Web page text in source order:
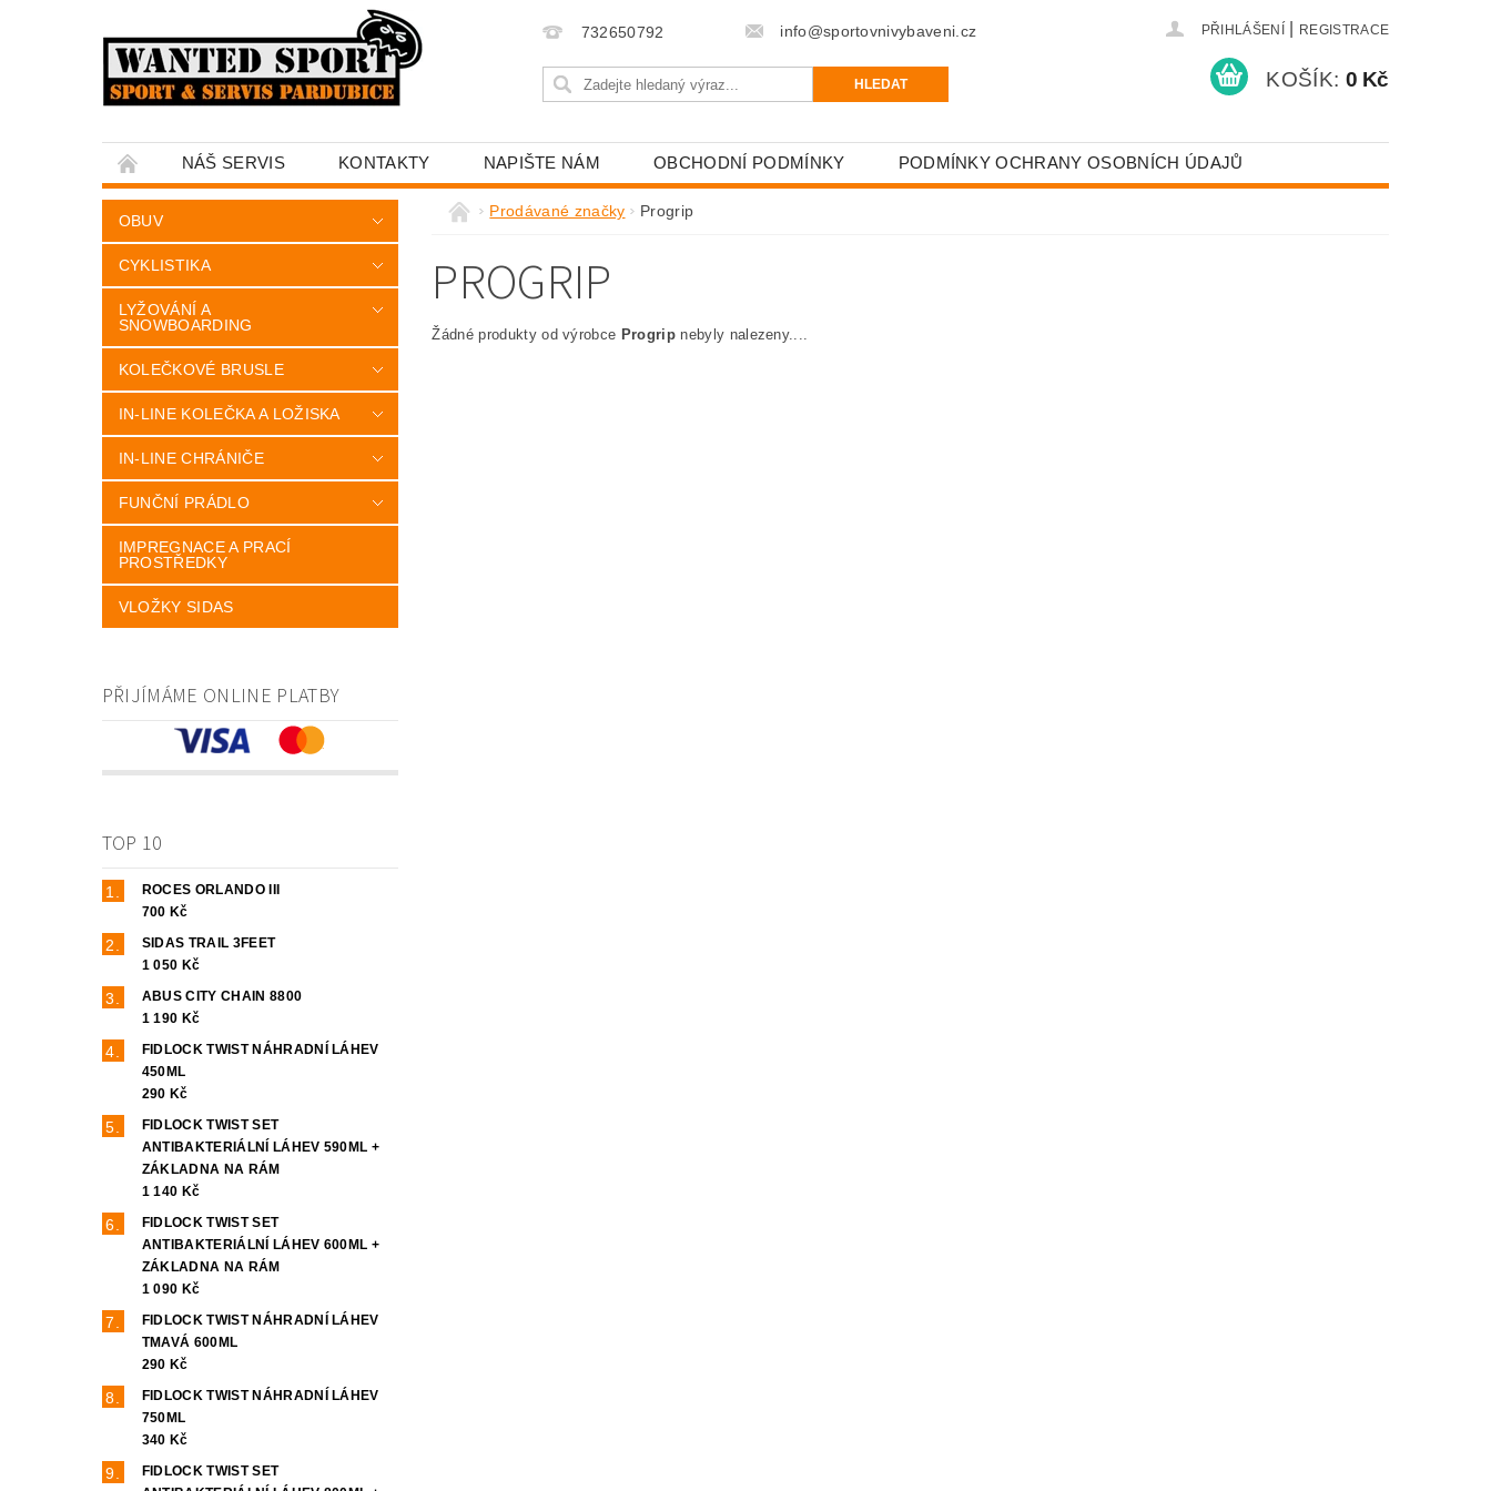
732650792 info@sportovnivybaveni.cz PŘIHLÁŠENÍ REGISTRACE
KOŠÍK: 0 Kč
NÁŠ SERVIS KONTAKTY NAPIŠTE NÁM OBCHODNÍ PODMÍNKY PODMÍNKY OCHRANY OSOBNÍCH ÚDAJŮ
OBUV
CYKLISTIKA
LYŽOVÁNÍ A
SNOWBOARDING
KOLEČKOVÉ BRUSLE
IN-LINE KOLEČKA A LOŽISKA
IN-LINE CHRÁNIČE
FUNČNÍ PRÁDLO
IMPREGNACE A PRACÍ
PROSTŘEDKY
VLOŽKY SIDAS
PŘIJÍMÁME ONLINE PLATBY
TOP 10
ROCES ORLANDO III
700 Kč
SIDAS TRAIL 3FEET
1 050 Kč
ABUS CITY CHAIN 8800
1 190 Kč
FIDLOCK TWIST NÁHRADNÍ LÁHEV
450ML
290 Kč
FIDLOCK TWIST SET
ANTIBAKTERIÁLNÍ LÁHEV 590ML +
ZÁKLADNA NA RÁM
1 140 Kč
FIDLOCK TWIST SET
ANTIBAKTERIÁLNÍ LÁHEV 600ML +
ZÁKLADNA NA RÁM
1 090 Kč
FIDLOCK TWIST NÁHRADNÍ LÁHEV
TMAVÁ 600ML
290 Kč
FIDLOCK TWIST NÁHRADNÍ LÁHEV
750ML
340 Kč
FIDLOCK TWIST SET
Prodávané značky Progrip
PROGRIP
Žádné produkty od výrobce Progripnebyly nalezeny....